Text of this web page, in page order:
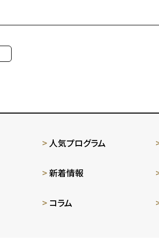
人気プログラム
新着情報
コラム